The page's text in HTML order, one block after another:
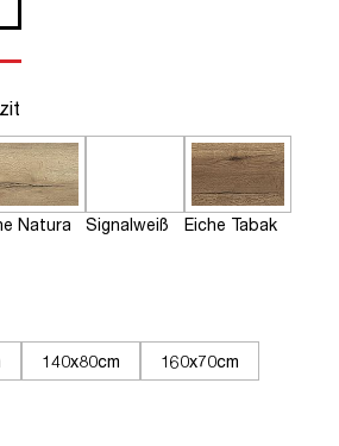
Natura Signalweiß Eiche Tabak
140x80cm
160x70cm